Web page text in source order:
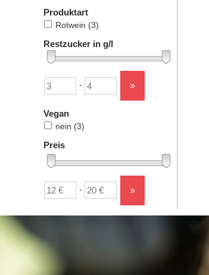
Produktart
Rotwein (3)
Restzucker in g/l
Untergrenze
-
Obergrenze
»
Vegan
nein (3)
Preis
Untergrenze
-
Obergrenze
»